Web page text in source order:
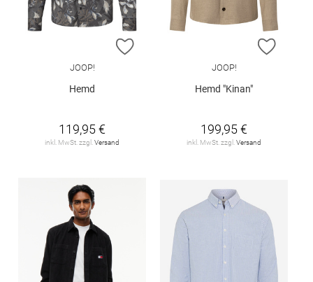
ZUR WUNSCHLISTE HINZUFÜGEN
JOOP!
Hemd
119,95 €
inkl. MwSt. zzgl. Versand
ZUR
JOOP!
Hemd "Kinan"
199,95 €
inkl. MwSt. zzgl. Versand